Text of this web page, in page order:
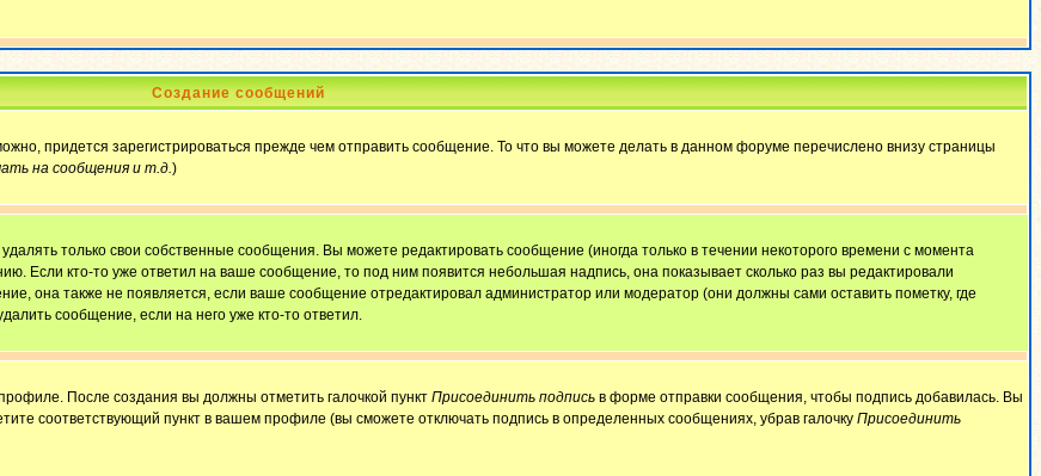
Создание сообщений
придется зарегистрироваться прежде чем отправить сообщение. То что вы можете делать в данном форуме перечислено внизу страницы
на сообщения и т.д.)
только свои собственные сообщения. Вы можете редактировать сообщение (иногда только в течении некоторого времени с момента
Если кто-то уже ответил на ваше сообщение, то под ним появится небольшая надпись, она показывает сколько раз вы редактировали
она также не появляется, если ваше сообщение отредактировал администратор или модератор (они должны сами оставить пометку, где
сообщение, если на него уже кто-то ответил.
После создания вы должны отметить галочкой пункт Присоединить подпись в форме отправки сообщения, чтобы подпись добавилась. Вы
соответствующий пункт в вашем профиле (вы сможете отключать подпись в определенных сообщениях, убрав галочку Присоединить